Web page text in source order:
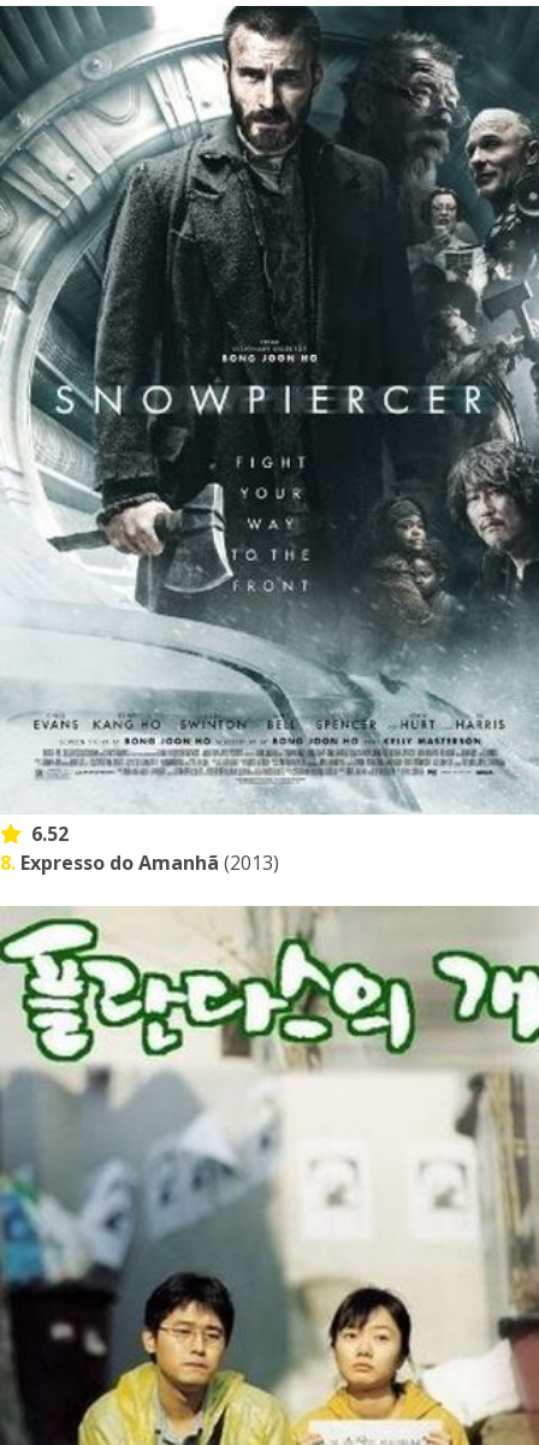
6.52
8. Expresso do Amanhã (2013)